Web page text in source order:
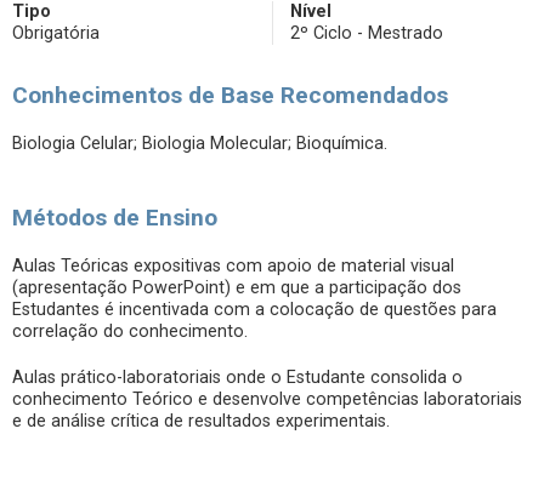
Tipo
Obrigatória
Nível
2º Ciclo - Mestrado
Conhecimentos de Base Recomendados
Biologia Celular; Biologia Molecular; Bioquímica.
Métodos de Ensino
Aulas Teóricas expositivas com apoio de material visual
(apresentação PowerPoint) e em que a participação dos
Estudantes é incentivada com a colocação de questões para
correlação do conhecimento.
Aulas prático-laboratoriais onde o Estudante consolida o
conhecimento Teórico e desenvolve competências laboratoriais
e de análise crítica de resultados experimentais.